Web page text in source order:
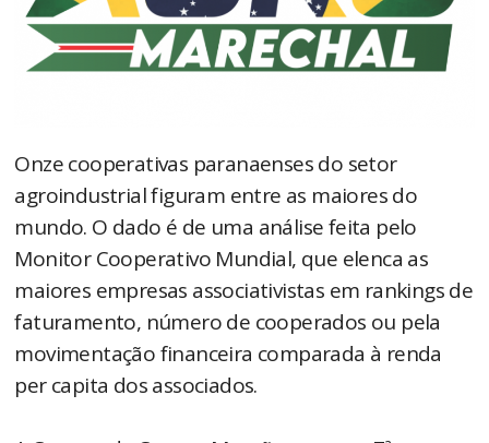
Onze cooperativas paranaenses do setor
agroindustrial figuram entre as maiores do
mundo. O dado é de uma análise feita pelo
Monitor Cooperativo Mundial, que elenca as
maiores empresas associativistas em rankings de
faturamento, número de cooperados ou pela
movimentação financeira comparada à renda
per capita dos associados.